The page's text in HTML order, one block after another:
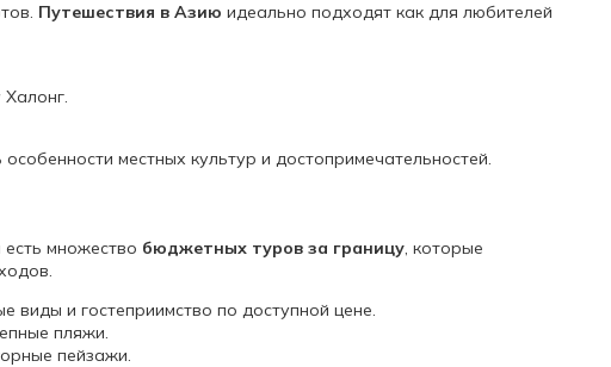
Путешествия в Азию идеально подходят как для любителей
особенности местных культур и достопримечательностей.
множество бюджетных туров за границу, которые
виды и гостеприимство по доступной цене.
пляжи.
пейзажи.